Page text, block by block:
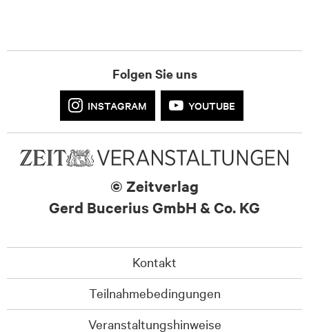
Folgen Sie uns
INSTAGRAM YOUTUBE
© Zeitverlag
Gerd Bucerius GmbH & Co. KG
Kontakt
Teilnahmebedingungen
Veranstaltungshinweise